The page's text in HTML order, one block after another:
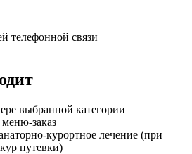
телефонной связи
выбранной категории
заказ
курортное лечение (при
путевки)